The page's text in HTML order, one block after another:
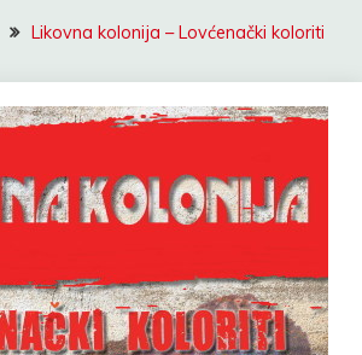
Likovna kolonija – Lovćenački koloriti